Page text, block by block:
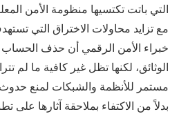
التي باتت تكتسيها منظومة الأمن
مع تزايد محاولات الاختراق التي
خبراء الأمن الرقمي أن حذف
الوثائق، لكنها تظل غير كافية ما لم
مستمر للأنظمة والشبكات لمنع
بدلاً من الاكتفاء بملاحقة آثارها على